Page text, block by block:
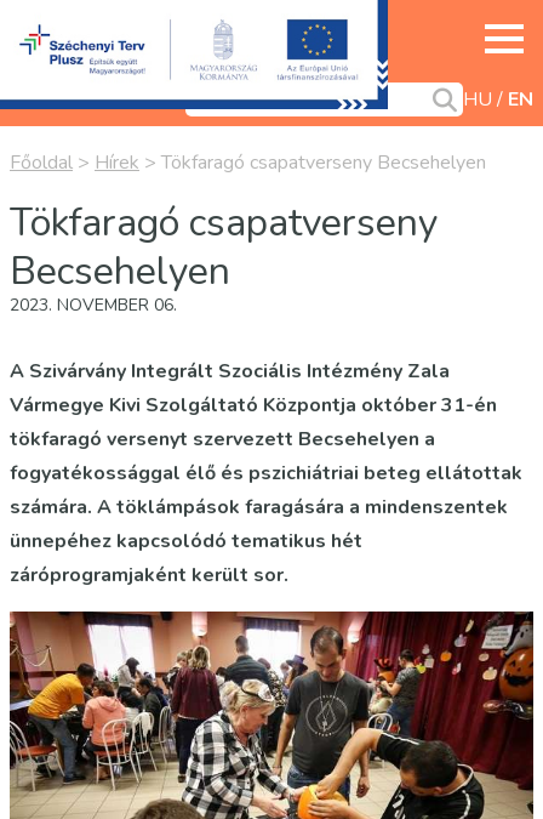
HU EN
Főoldal > Hírek >Tökfaragó csapatverseny Becsehelyen
Tökfaragó csapatverseny
Becsehelyen
2023. NOVEMBER 06.
A Szivárvány Integrált Szociális Intézmény Zala
Vármegye Kivi Szolgáltató Központja október 31-én
tökfaragó versenyt szervezett Becsehelyen a
fogyatékossággal élő és pszichiátriai beteg ellátottak
számára. A töklámpások faragására a mindenszentek
ünnepéhez kapcsolódó tematikus hét
záróprogramjaként került sor.